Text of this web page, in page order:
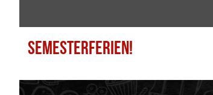
SEMESTERFERIEN!